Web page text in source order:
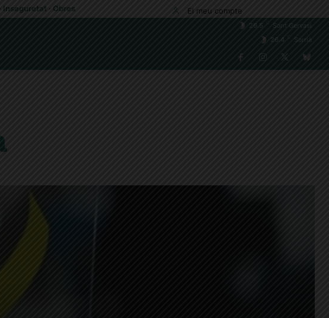
· Inseguretat · Obres El meu compte
26.5
Sant Gervasi
26.4
Sarrià